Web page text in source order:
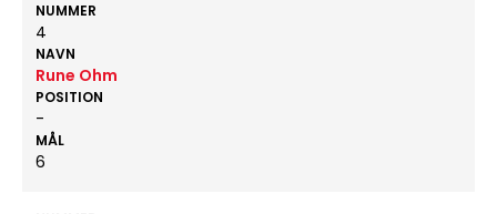
NUMMER
4
NAVN
Rune Ohm
POSITION
-
MÅL
6